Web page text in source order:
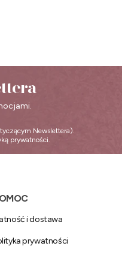
Newslettera).
prywatności
i dostawa
prywatności